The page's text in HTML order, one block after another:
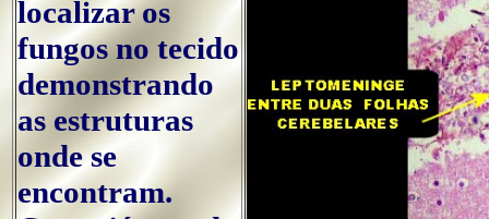
localizar os
fungos no tecido
demonstrando
as estruturas
onde se
encontram.